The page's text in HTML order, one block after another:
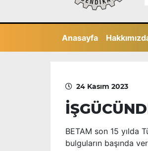
Anasayfa
24 Kasım 2023
BETAM son 15 yılda
bulguların başında